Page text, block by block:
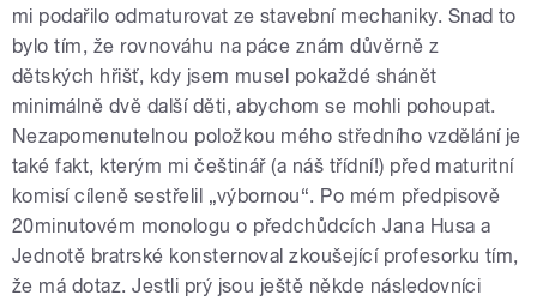
mi podařilo odmaturovat ze stavební mechaniky. Snad to
bylo tím, že rovnováhu na páce znám důvěrně z
dětských hřišť, kdy jsem musel pokaždé shánět
minimálně dvě další děti, abychom se mohli pohoupat.
Nezapomenutelnou položkou mého středního vzdělání je
také fakt, kterým mi češtinář (a náš třídní!) před maturitní
komisí cíleně sestřelil „výbornou“. Po mém předpisově
20minutovém monologu o předchůdcích Jana Husa a
Jednotě bratrské konsternoval zkoušející profesorku tím,
že má dotaz. Jestli prý jsou ještě někde následovníci